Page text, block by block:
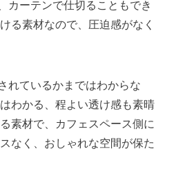
カーテンで仕切ることもでき
る素材なので、圧迫感がなく
れているかまではわからな
わかる、程よい透け感も素晴
素材で、カフェスペース側に
なく、おしゃれな空間が保た